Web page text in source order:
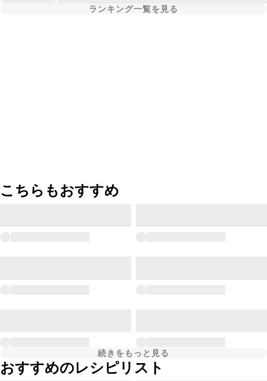
ランキング一覧を見る
こちらもおすすめ
続きをもっと見る
おすすめのレシピリスト